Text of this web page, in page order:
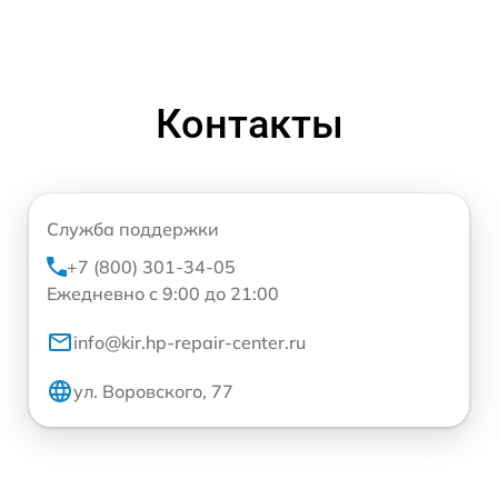
Контакты
Служба поддержки
+7 (800) 301-34-05
Ежедневно с 9:00 до 21:00
info@kir.hp-repair-center.ru
ул. Воровского, 77